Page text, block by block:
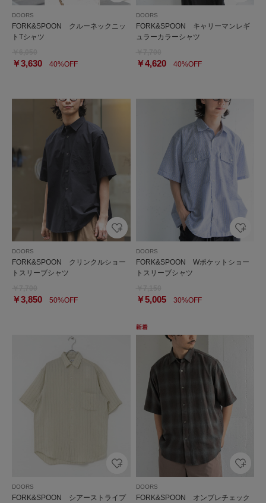
DOORS
FORK&SPOON クルーネックニッ
トTシャツ
￥3,630 40%OFF
DOORS
FORK&SPOON キャリーマンレギ
ュラーカラーシャツ
￥4,62040%OFF
DOORS
FORK&SPOON クリンクルショー
トスリーブシャツ
￥3,850 50%OFF
DOORS
FORK&SPOON Wポケットショー
トスリーブシャツ
￥5,00530%OFF
DOORS
FORK&SPOON シアーストライプ
DOORS
FORK&SPOON オンブレチェック